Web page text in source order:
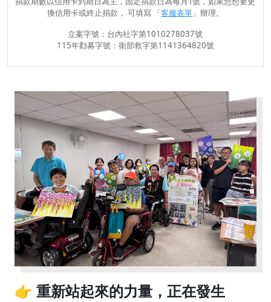
換信用卡或終止捐款， 可填寫 「客服表單」辦理。
立案字號：台內社字第1010278037號
115年勸募字號：衛部救字第1141364820號
👉 重新站起來的力量，正在發生